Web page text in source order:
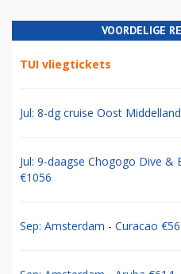
VOORDELIGE
TUI vliegtickets
Jul: 8-dg cruise Oost
Jul: 9-daagse Chogogo Dive &
€1056
Sep: Amsterdam - Curacao